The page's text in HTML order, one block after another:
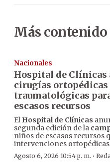
Más contenido
Nacionales
Hospital de Clínicas
cirugías ortopédicas
traumatológicas
escasos recursos
El Hospital de Clínicas
segunda edición de la
niños de escasos recursos
intervenciones
Agosto 6, 2026 10:54 p. m. ·